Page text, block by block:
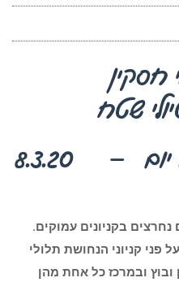
חסקין
שטח
18 יום – 8.3.20
בקניונים עמוקים.
פני קניוני הנחושת תלולי
ובוץ ובמרכז כל אחת מהן